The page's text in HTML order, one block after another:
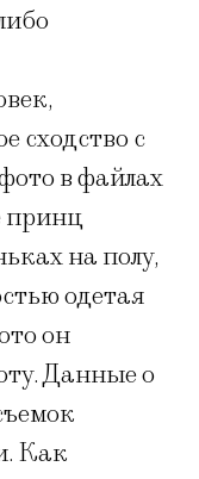
сходство с
в файлах
принц
на полу,
одетая
он
Данные о
Как